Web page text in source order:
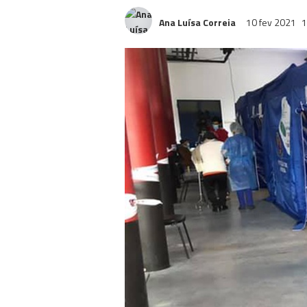
Ana Luísa Correia 10 fev 2021